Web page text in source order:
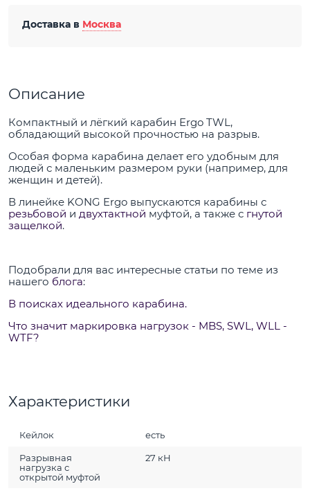
Доставка в Москва
Описание
Компактный и лёгкий карабин Ergo TWL,
обладающий высокой прочностью на разрыв.
Особая форма карабина делает его удобным для
людей с маленьким размером руки (например, для
женщин и детей).
В линейке KONG Ergo выпускаются карабины с
резьбовой и двухтактной муфтой, а также с гнутой
защелкой.
Подобрали для вас интересные статьи по теме из
нашего блога:
В поисках идеального карабина.
Что значит маркировка нагрузок - MBS, SWL, WLL -
WTF?
Характеристики
Кейлок есть
Разрывная
нагрузка с
открытой муфтой
27 кН